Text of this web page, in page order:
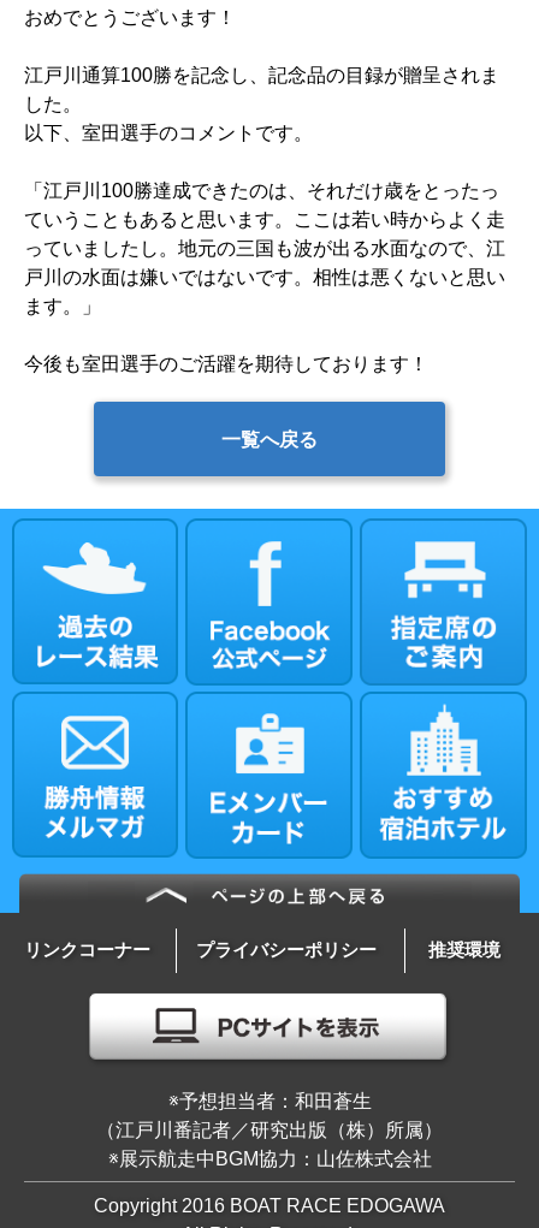
おめでとうございます！
江戸川通算100勝を記念し、記念品の目録が贈呈されま
した。
以下、室田選手のコメントです。
「江戸川100勝達成できたのは、それだけ歳をとったっ
ていうこともあると思います。ここは若い時からよく走
っていましたし。地元の三国も波が出る水面なので、江
戸川の水面は嫌いではないです。相性は悪くないと思い
ます。」
今後も室田選手のご活躍を期待しております！
一覧へ戻る
リンクコーナー プライバシーポリシー 推奨環境
※予想担当者：和田蒼生
（江戸川番記者／研究出版（株）所属）
※展示航走中BGM協力：山佐株式会社
Copyright 2016 BOAT RACE EDOGAWA